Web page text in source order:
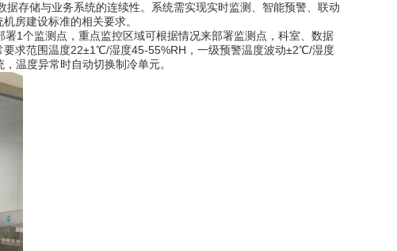
存储与业务系统的连续性。系统需实现实时监测、智能预警、联动
房建设标准的相关要求。
1个监测点，重点监控区域可根据情况来部署监测点，科室、数据
求范围温度22±1℃/湿度45-55%RH，一级预警温度波动±2℃/湿度
温度异常时自动切换制冷单元。